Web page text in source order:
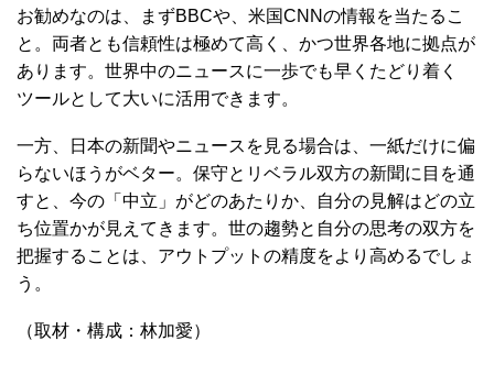
お勧めなのは、まずBBCや、米国CNNの情報を当たるこ
と。両者とも信頼性は極めて高く、かつ世界各地に拠点が
あります。世界中のニュースに一歩でも早くたどり着く
ツールとして大いに活用できます。
一方、日本の新聞やニュースを見る場合は、一紙だけに偏
らないほうがベター。保守とリベラル双方の新聞に目を通
すと、今の「中立」がどのあたりか、自分の見解はどの立
ち位置かが見えてきます。世の趨勢と自分の思考の双方を
把握することは、アウトプットの精度をより高めるでしょ
う。
（取材・構成：林加愛）